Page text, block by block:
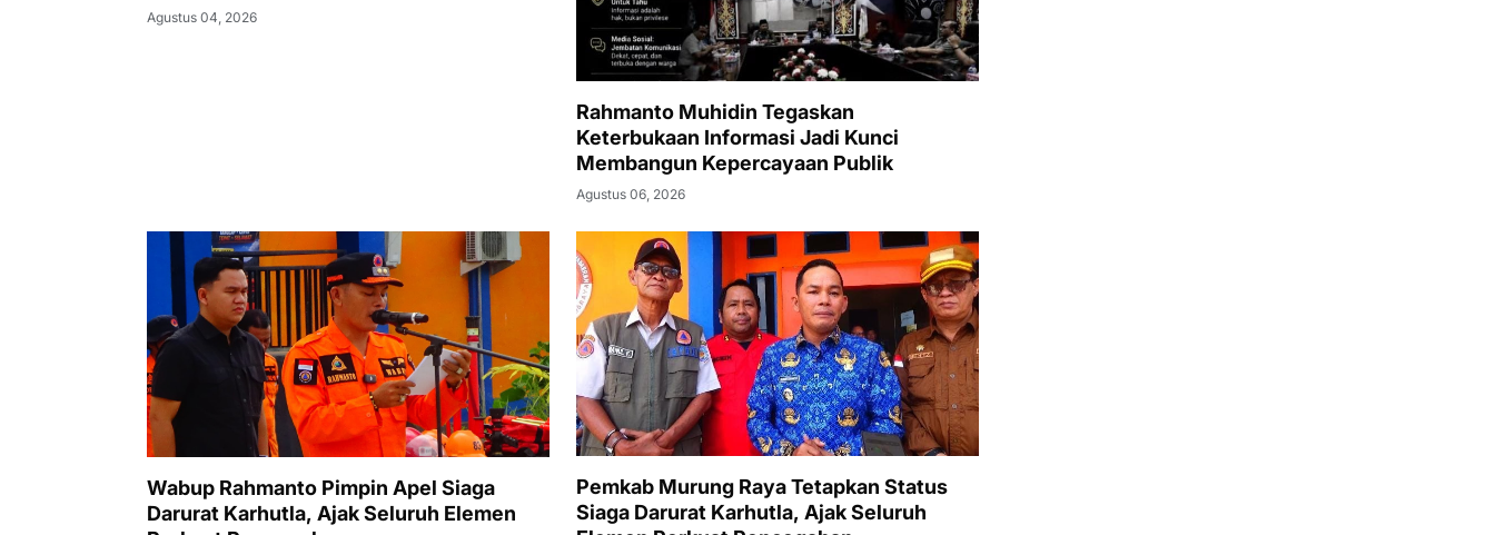
Agustus 04, 2026
Rahmanto Muhidin Tegaskan
Keterbukaan Informasi Jadi Kunci
Membangun Kepercayaan Publik
Agustus 06, 2026
Wabup Rahmanto Pimpin Apel Siaga
Darurat Karhutla, Ajak Seluruh Elemen
Pemkab Murung Raya Tetapkan Status
Siaga Darurat Karhutla, Ajak Seluruh